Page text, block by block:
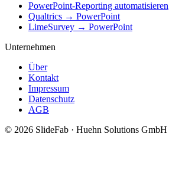
PowerPoint-Reporting automatisieren
Qualtrics → PowerPoint
LimeSurvey → PowerPoint
Unternehmen
Über
Kontakt
Impressum
Datenschutz
AGB
© 2026 SlideFab · Huehn Solutions GmbH